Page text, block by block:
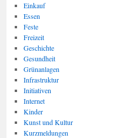
Einkauf
Essen
Feste
Freizeit
Geschichte
Gesundheit
Grünanlagen
Infrastruktur
Initiativen
Internet
Kinder
Kunst und Kultur
Kurzmeldungen